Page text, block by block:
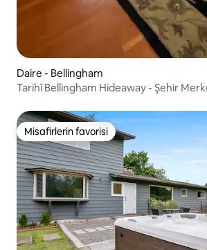
Daire - Bellingham
Tarihî Bellingham Hideaway - Şehir
Misafirlerin favorisi
Misafirlerin favorisi